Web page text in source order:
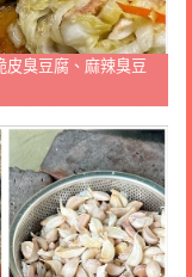
臭豆腐、麻辣臭豆